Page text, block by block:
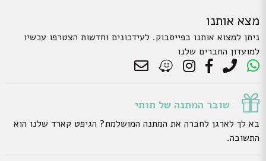
מצא אותנו
ניתן למצוא אותנו בפייסבוק. לעידכונים וחדשות הצטרפו עכשיו
למועדון החברים שלנו
שובר המתנה של תותי
בא לך לארגן לחברה את המתנה המושלמת? הגיפט קארד שלנו הוא
התשובה.